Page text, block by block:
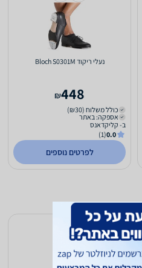
‏נעלי ריקוד Bloch S0301M
448
₪
כולל משלוח (₪30)
אספקה: באתר
ב- קליקדאנס
0.0
(1)
לפרטים נוספים